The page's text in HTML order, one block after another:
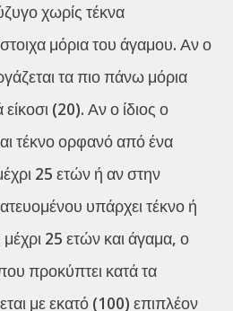
χωρίς τέκνα
μόρια του άγαμου. Αν ο
τα πιο πάνω μόρια
(20). Αν ο ίδιος ο
τέκνο ορφανό από ένα
25 ετών ή αν στην
υπάρχει τέκνο ή
25 ετών και άγαμα, ο
προκύπτει κατά τα
με εκατό (100) επιπλέον